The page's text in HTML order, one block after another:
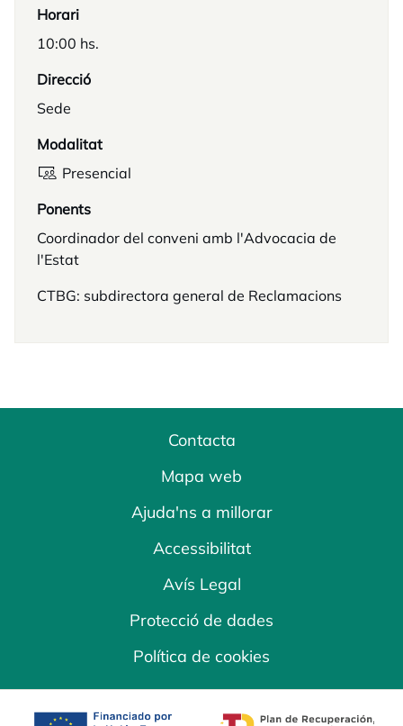
Horari
10:00 hs.
Direcció
Sede
Modalitat
Presencial
Ponents
Coordinador del conveni amb l'Advocacia de
l'Estat
CTBG: subdirectora general de Reclamacions
Contacta
Mapa web
Ajuda'ns a millorar
Accessibilitat
Avís Legal
Protecció de dades
Política de cookies
opens in a new tab opens in a new